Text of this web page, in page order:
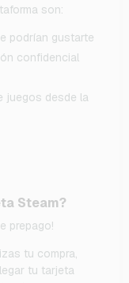
son:
podrían gustarte
confidencial
juegos desde la
Steam?
prepago!
tu compra,
tu tarjeta